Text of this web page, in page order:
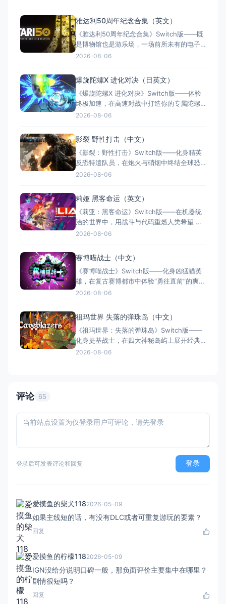
雅达利50周年纪念合集（英文）
《雅达利50周年纪念合集》Switch版——既
是博物馆也是游乐场，一场前所未有的电子
游戏互动之旅 游戏类型：其他特色类型（怀
合集（官方简体中文定名） 港台名称：雅達
利50週年：週年慶典（任天堂港服/
2026-08-06
爆旋陀螺X 进化对决（日英文）
《爆旋陀螺X 进化对决》Switch版——体验
终极加速，在高速对战中打造你的专属陀螺
游戏类型：其他特色类型（动作竞技 × 陀螺
中文定名） 港台名称：戰鬥陀螺 X 進化之戰
（任天堂港服/台服eShop
2026-08-06
影裂 野性打击（中文）
《影裂：野性打击》Switch版——化身精英
反恐特遣队员，在炮火与硝烟中终结全球恐
怖阴谋 游戏类型：其他特色类型（第一人称
名称：Shadow Rift: Feral Strike（任天堂港
服/台服eSho
2026-08-06
莉娅 黑客命运（英文）
《莉亚：黑客命运》Switch版——在机器统
治的世界中，用战斗与代码重燃人类希望 游
戏类型：其他特色类型（2D横版动作
方简体中文定名） 港台名称：莉亞：駭入命
運（港台地区常用译名） 美国名称：
2026-08-06
赛博喵战士（中文）
《赛博喵战士》Switch版——化身凶猛猫英
雄，在复古赛博都市中体验“勇往直前”的爽快
厮杀 游戏类型：其他特色类型（2D动作 ×
喵战士（官方繁体中文定名） 美国名称：
Clawpunk（北美/欧服
2026-08-06
祖玛世界 失落的弹珠岛（中文）
《祖玛世界：失落的弹珠岛》Switch版——
化身提基战士，在四大神秘岛屿上展开经典
弹珠消除冒险 游戏类型：其他特色类型（弹
2026-08-06
评论 65
登录后可发表评论和回复 登录
爱摸鱼的柴犬1182026-05-09
如果主线短的话，有没有DLC或者可重复游玩的要素？
回复
爱摸鱼的柠檬1182026-05-09
IGN没给分说明口碑一般，那负面评价主要集中在哪里？
剧情很短吗？
回复